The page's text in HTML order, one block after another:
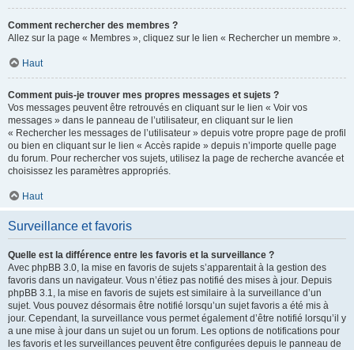
Comment rechercher des membres ?
Allez sur la page « Membres », cliquez sur le lien « Rechercher un membre ».
Haut
Comment puis-je trouver mes propres messages et sujets ?
Vos messages peuvent être retrouvés en cliquant sur le lien « Voir vos
messages » dans le panneau de l’utilisateur, en cliquant sur le lien
« Rechercher les messages de l’utilisateur » depuis votre propre page de profil
ou bien en cliquant sur le lien « Accès rapide » depuis n’importe quelle page
du forum. Pour rechercher vos sujets, utilisez la page de recherche avancée et
choisissez les paramètres appropriés.
Haut
Surveillance et favoris
Quelle est la différence entre les favoris et la surveillance ?
Avec phpBB 3.0, la mise en favoris de sujets s’apparentait à la gestion des
favoris dans un navigateur. Vous n’étiez pas notifié des mises à jour. Depuis
phpBB 3.1, la mise en favoris de sujets est similaire à la surveillance d’un
sujet. Vous pouvez désormais être notifié lorsqu’un sujet favoris a été mis à
jour. Cependant, la surveillance vous permet également d’être notifié lorsqu’il y
a une mise à jour dans un sujet ou un forum. Les options de notifications pour
les favoris et les surveillances peuvent être configurées depuis le panneau de